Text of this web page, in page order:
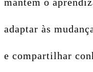
adaptar às
e compartilhar